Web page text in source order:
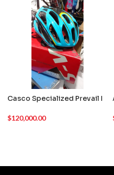
Casco Specialized Prevail I
$120,000.00